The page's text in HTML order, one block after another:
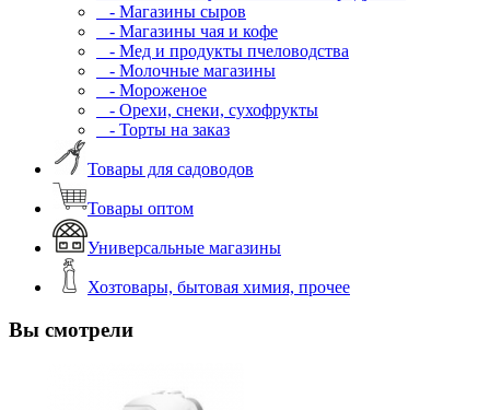
- Магазины сыров
- Магазины чая и кофе
- Мед и продукты пчеловодства
- Молочные магазины
- Мороженое
- Орехи, снеки, сухофрукты
- Торты на заказ
Товары для садоводов
Товары оптом
Универсальные магазины
Хозтовары, бытовая химия, прочее
Вы смотрели